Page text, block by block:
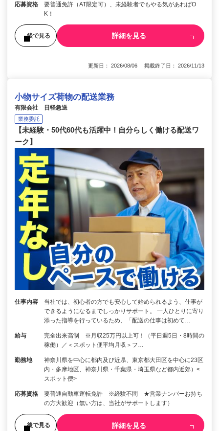
応募資格
要普通免許（AT限定可）、未経験者でもやる気があればO
K！
後で見る 詳細を見る
更新日： 2026/08/06 掲載終了日： 2026/11/13
小物サイズ荷物の配送業務
有限会社 日軽急送
業務委託
【未経験・50代60代も活躍中！自分らしく働ける配送ワ
ーク】
仕事内容
当社では、初心者の方でも安心して始められるよう、仕事が
できるようになるまでしっかりサポート。 一人ひとりに寄り
添った指導を行っているため、「配送の仕事は初めて…
給与
完全出来高制 ※月収25万円以上可！（平日週5日・8時間の
稼働）／＜スポット便平均月収＞フ…
勤務地
神奈川県を中心に都内及び近県、東京都大田区を中心に23区
内・多摩地区、神奈川県・千葉県・埼玉県など都内近郊）<
スポット便>
応募資格
要普通自動車運転免許 ※経験不問 ★営業ナンバーお持ち
の方大歓迎（無い方は、当社がサポートします）
後で見る 詳細を見る